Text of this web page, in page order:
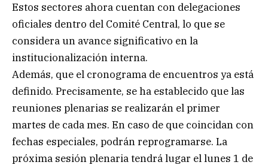
Estos sectores ahora cuentan con delegaciones
oficiales dentro del Comité Central, lo que se
considera un avance significativo en la
institucionalización interna.
Además, que el cronograma de encuentros ya está
definido. Precisamente, se ha establecido que las
reuniones plenarias se realizarán el primer
martes de cada mes. En caso de que coincidan con
fechas especiales, podrán reprogramarse. La
próxima sesión plenaria tendrá lugar el lunes 1 de